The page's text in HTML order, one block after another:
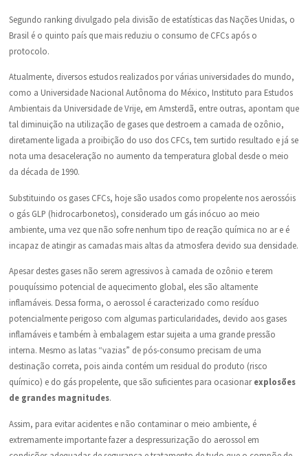
Segundo ranking divulgado pela divisão de estatísticas das Nações Unidas, o
Brasil é o quinto país que mais reduziu o consumo de CFCs após o
protocolo.
Atualmente, diversos estudos realizados por várias universidades do mundo,
como a Universidade Nacional Autônoma do México, Instituto para Estudos
Ambientais da Universidade de Vrije, em Amsterdã, entre outras, apontam que
tal diminuição na utilização de gases que destroem a camada de ozônio,
diretamente ligada a proibição do uso dos CFCs, tem surtido resultado e já se
nota uma desaceleração no aumento da temperatura global desde o meio
da década de 1990.
Substituindo os gases CFCs, hoje são usados como propelente nos aerossóis
o gás GLP (hidrocarbonetos), considerado um gás inócuo ao meio
ambiente, uma vez que não sofre nenhum tipo de reação química no ar e é
incapaz de atingir as camadas mais altas da atmosfera devido sua densidade.
Apesar destes gases não serem agressivos à camada de ozônio e terem
pouquíssimo potencial de aquecimento global, eles são altamente
inflamáveis. Dessa forma, o aerossol é caracterizado como resíduo
potencialmente perigoso com algumas particularidades, devido aos gases
inflamáveis e também à embalagem estar sujeita a uma grande pressão
interna. Mesmo as latas “vazias” de pós-consumo precisam de uma
destinação correta, pois ainda contém um residual do produto (risco
químico) e do gás propelente, que são suficientes para ocasionarexplosões
de grandes magnitudes.
Assim, para evitar acidentes e não contaminar o meio ambiente, é
extremamente importante fazer a despressurização do aerossol em